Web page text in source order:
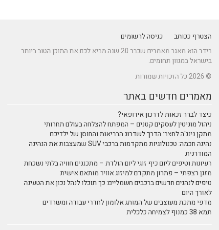
הצטרף ככותב
כניסה לרשומים
רידר הוא מאגר מאמרים שכבר 20 שנה מביא לכם את התוכן הטוב ביותר
בישראל במגוון תחומים.
© 2026 כל הזכויות שמורות
מאמרים חדשים באתר
כיצד לברר זכאות לדרכון אירופאי?
ניהול מוניטין לעסקים קטנים – המפתח להצלחה בעולם תחרותי
מתקן נינג'ה לחצר: הדרך לשדרוג הבריאות והחוסן של ילדיכם
נהיגה חכמה: טכנולוגיות מתקדמות ברכבי SUV שמעצבות את הנהיגה
המודרנית
רעיונות וטיפים ליום כיף זוגי ליום הולדת – מתכננים חוויה בלתי נשכחת
מזגן רצפתי – פתרון מתקדם למיזוג אוויר מותאם אישית
טיפים לנהגים חדשים ברכבים חשמליים: כך תוכלו לנהל נכון את הטעינה
לאורך היום
מדפי מתכת מעוצבים של המותג אלומון לחדרי עבודה ומשרדים
תמא 38 כמנוף לצמיחה כלכלית